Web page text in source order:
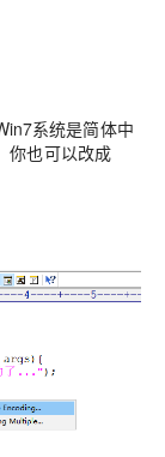
系统是简体中
你也可以改成